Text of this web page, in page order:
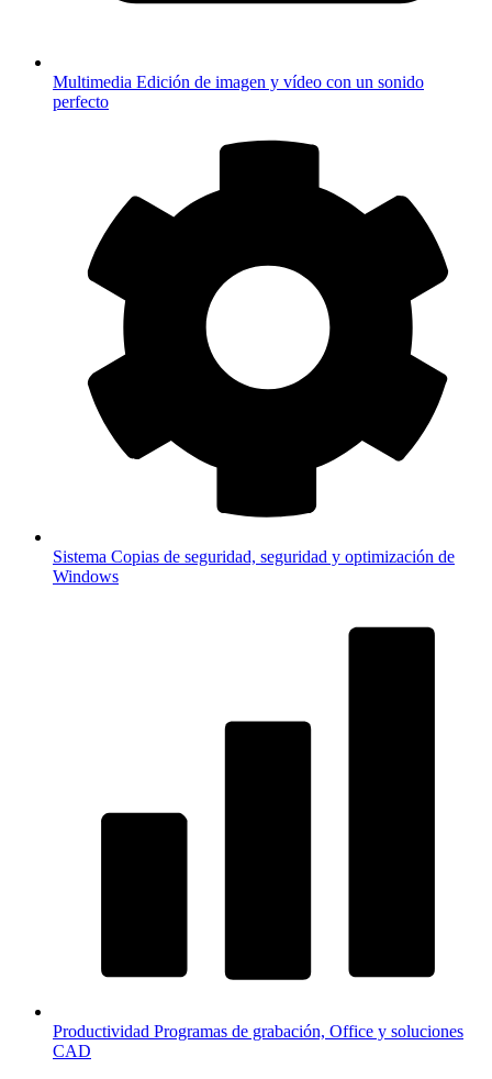
Multimedia Edición de imagen y vídeo con un sonido
perfecto
Sistema Copias de seguridad, seguridad y optimización de
Windows
Productividad Programas de grabación, Office y soluciones
CAD